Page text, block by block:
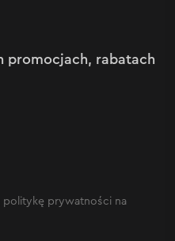
promocjach, rabatach
politykę prywatności na